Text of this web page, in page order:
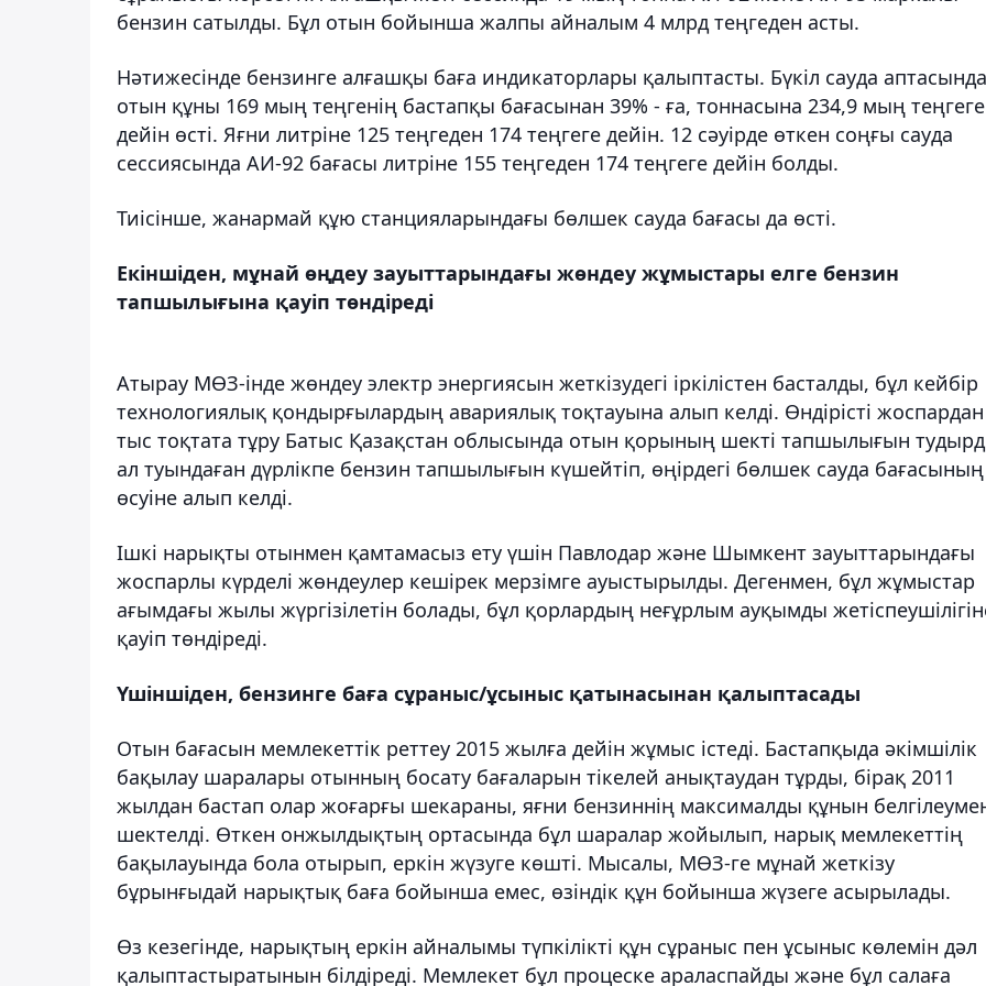
бензин сатылды. Бұл отын бойынша жалпы айналым 4 млрд теңгеден асты.
Нәтижесінде бензинге алғашқы баға индикаторлары қалыптасты. Бүкіл сауда аптасында
отын құны 169 мың теңгенің бастапқы бағасынан 39% - ға, тоннасына 234,9 мың теңгеге
дейін өсті. Яғни литріне 125 теңгеден 174 теңгеге дейін. 12 сәуірде өткен соңғы сауда
сессиясында АИ-92 бағасы литріне 155 теңгеден 174 теңгеге дейін болды.
Тиісінше, жанармай құю станцияларындағы бөлшек сауда бағасы да өсті.
Екіншіден, мұнай өңдеу зауыттарындағы жөндеу жұмыстары елге бензин
тапшылығына қауіп төндіреді
Атырау МӨЗ-інде жөндеу электр энергиясын жеткізудегі іркілістен басталды, бұл кейбір
технологиялық қондырғылардың авариялық тоқтауына алып келді. Өндірісті жоспардан
тыс тоқтата тұру Батыс Қазақстан облысында отын қорының шекті тапшылығын
ал туындаған дүрлікпе бензин тапшылығын күшейтіп, өңірдегі бөлшек сауда бағасының
өсуіне алып келді.
Ішкі нарықты отынмен қамтамасыз ету үшін Павлодар және Шымкент зауыттарындағы
жоспарлы күрделі жөндеулер кешірек мерзімге ауыстырылды. Дегенмен, бұл жұмыстар
ағымдағы жылы жүргізілетін болады, бұл қорлардың неғұрлым ауқымды
қауіп төндіреді.
Үшіншіден, бензинге баға сұраныс/ұсыныс қатынасынан қалыптасады
Отын бағасын мемлекеттік реттеу 2015 жылға дейін жұмыс істеді. Бастапқыда әкімшілік
бақылау шаралары отынның босату бағаларын тікелей анықтаудан тұрды, бірақ 2011
жылдан бастап олар жоғарғы шекараны, яғни бензиннің максималды құнын
шектелді. Өткен онжылдықтың ортасында бұл шаралар жойылып, нарық мемлекеттің
бақылауында бола отырып, еркін жүзуге көшті. Мысалы, МӨЗ-ге мұнай жеткізу
бұрынғыдай нарықтық баға бойынша емес, өзіндік құн бойынша жүзеге асырылады.
Өз кезегінде, нарықтың еркін айналымы түпкілікті құн сұраныс пен ұсыныс көлемін дәл
қалыптастыратынын білдіреді. Мемлекет бұл процеске араласпайды және бұл салаға